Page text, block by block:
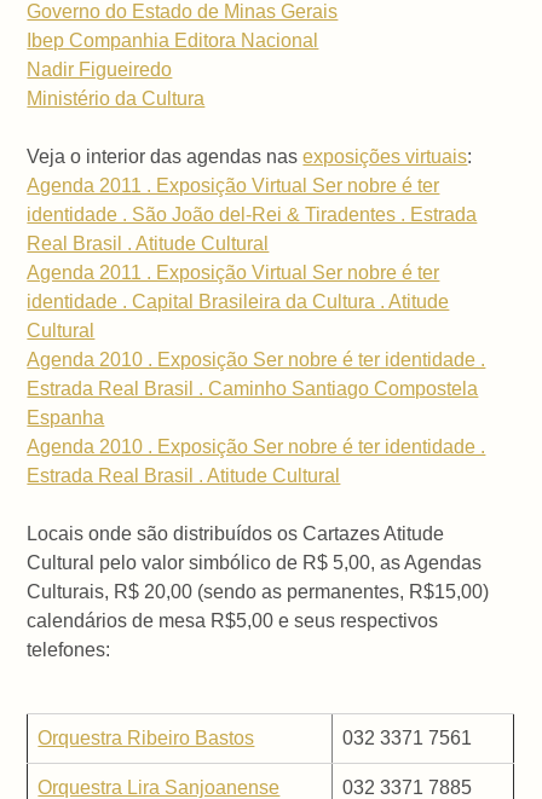
Governo do Estado de Minas Gerais
Ibep Companhia Editora Nacional
Nadir Figueiredo
Ministério da Cultura
Veja o interior das agendas nasexposições virtuais:
Agenda 2011 . Exposição Virtual Ser nobre é ter
identidade . São João del-Rei & Tiradentes . Estrada
Real Brasil . Atitude Cultural
Agenda 2011 . Exposição Virtual Ser nobre é ter
identidade . Capital Brasileira da Cultura . Atitude
Cultural
Agenda 2010 . Exposição Ser nobre é ter identidade .
Estrada Real Brasil . Caminho Santiago Compostela
Espanha
Agenda 2010 . Exposição Ser nobre é ter identidade .
Estrada Real Brasil . Atitude Cultural
Locais onde são distribuídos os Cartazes Atitude
Cultural pelo valor simbólico de R$ 5,00, as Agendas
Culturais, R$ 20,00 (sendo as permanentes, R$15,00)
calendários de mesa R$5,00 e seus respectivos
telefones:
Orquestra Ribeiro Bastos 032 3371 7561
Orquestra Lira Sanjoanense 032 3371 7885